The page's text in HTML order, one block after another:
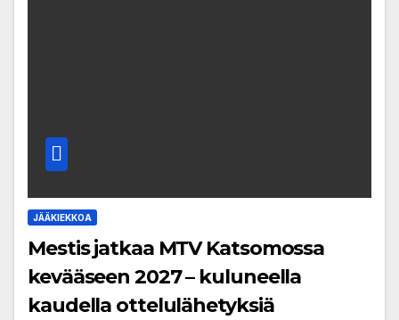
JÄÄKIEKKOA
Mestis jatkaa MTV Katsomossa
kevääseen 2027 – kuluneella
kaudella ottelulähetyksiä